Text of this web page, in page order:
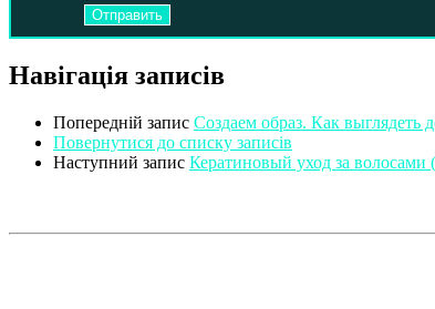
Навігація записів
Попередній запис Создаем образ. Как выглядеть
Повернутися до списку записів
Наступний запис Кератиновый уход за волосами